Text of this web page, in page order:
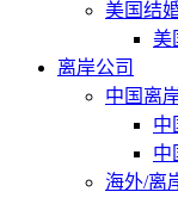
美国结
美
离岸公司
中国离
中
中
海外/离